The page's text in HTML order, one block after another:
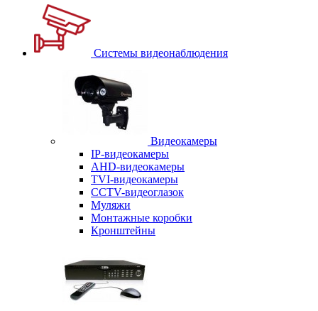
Системы видеонаблюдения
Видеокамеры
IP-видеокамеры
AHD-видеокамеры
TVI-видеокамеры
CCTV-видеоглазок
Муляжи
Монтажные коробки
Кронштейны